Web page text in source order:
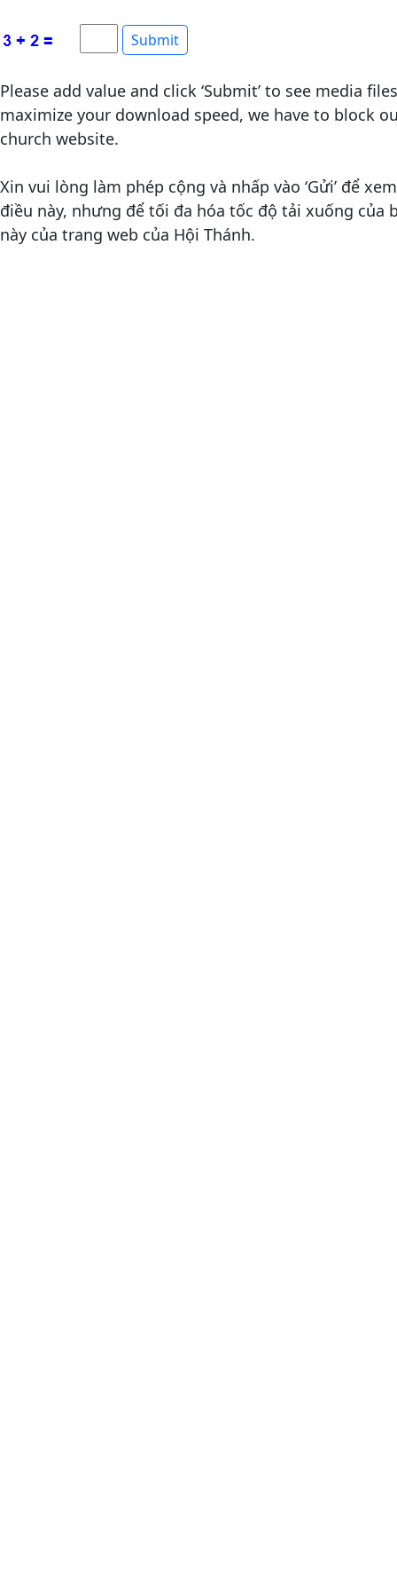
Please add value and click ‘Submit’ to see media
maximize your download speed, we have to block
church website.
Xin vui lòng làm phép cộng và nhấp vào ‘Gửi’ để
điều này, nhưng để tối đa hóa tốc độ tải xuống của
này của trang web của Hội Thánh.